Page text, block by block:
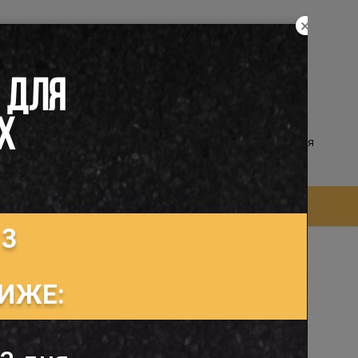
/ регистрация
задаваемые вопросы (FAQ)
под таможенную процедуру
×
ДЛЯ